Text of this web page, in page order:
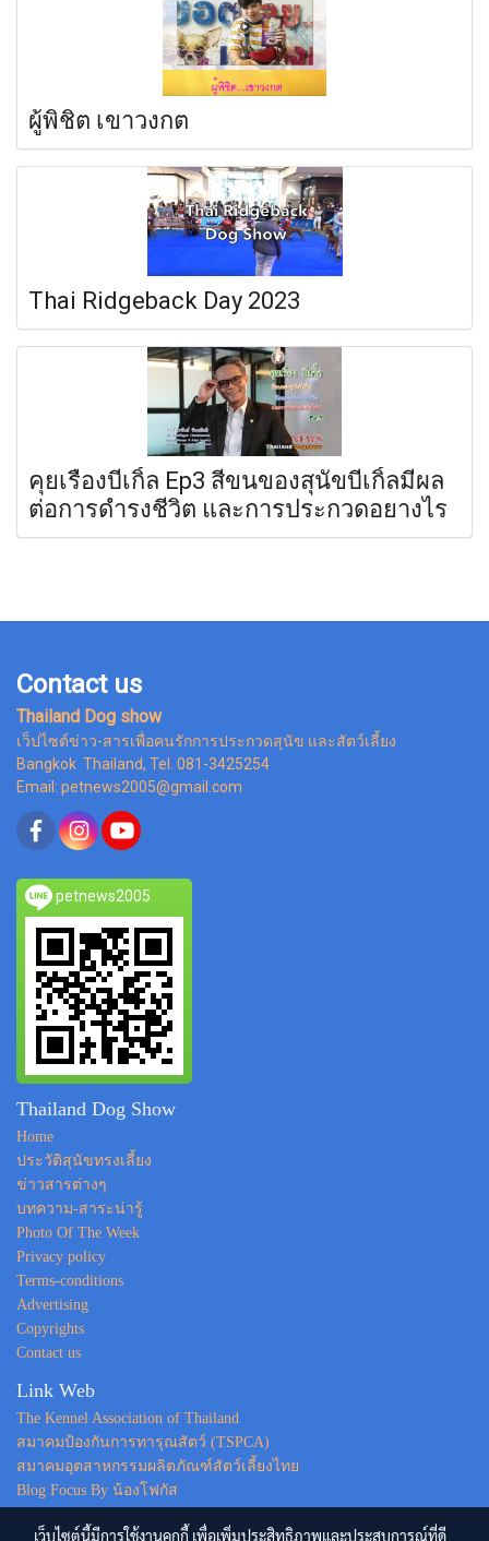
ผู้พิชิต เขาวงกต
Thai Ridgeback Day 2023
คุยเรื่องบีเกิ้ล Ep3 สีขนของสุนัขบีเกิ้ลมีผล
ต่อการดำรงชีวิต และการประกวดอยางไร
Contact us
Thailand Dog show
เว็ปไซต์ข่าว-สารเพื่อคนรักการประกวดสุนัข และสัตว์เลี้ยง
Bangkok Thailand, Tel. 081-3425254
Email: petnews2005@gmail.com
petnews2005
Thailand Dog Show
Home
ประวัติสุนัขทรงเลี้ยง
ข่าวสารต่างๆ
บทความ-สาระน่ารู้
Photo Of The Week
Privacy policy
Terms-conditions
Advertising
Copyrights
Contact us
Link Web
The Kennel Association of Thailand
สมาคมป้องกันการทารุณสัตว์ (TSPCA)
สมาคมอุตสาหกรรมผลิตภัณฑ์สัตว์เลี้ยงไทย
Blog Focus By น้องโฟกัส
เว็บไซต์นี้มีการใช้งานคุกกี้ เพื่อเพิ่มประสิทธิภาพและประสบการณ์ที่ดี